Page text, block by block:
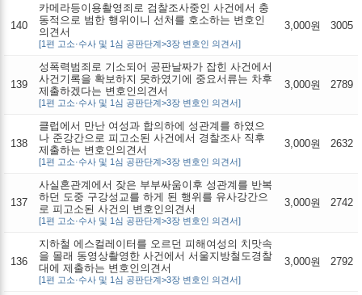
140
카메라등이용촬영죄로 검찰조사중인 사건에서 충
동적으로 범한 행위이니 선처를 호소하는 변호인
의견서
[1편 고소·수사 및 1심 공판단계>3장 변호인 의견서]
3,000원 3005
139
성폭력범죄로 기소되어 공판날짜가 잡힌 사건에서
사건기록을 확보하지 못하였기에 중요서류는 차후
제출하겠다는 변호인의견서
[1편 고소·수사 및 1심 공판단계>3장 변호인 의견서]
3,000원 2789
138
클럽에서 만난 여성과 합의하에 성관계를 하였으
나 준강간으로 피고소된 사건에서 경찰조사 직후
제출하는 변호인의견서
[1편 고소·수사 및 1심 공판단계>3장 변호인 의견서]
3,000원 2632
137
사실혼관계에서 잦은 부부싸움이후 성관계를 반복
하던 도중 구강성교를 하게 된 행위를 유사강간으
로 피고소된 사건의 변호인의견서
[1편 고소·수사 및 1심 공판단계>3장 변호인 의견서]
3,000원 2742
136
지하철 에스컬레이터를 오르던 피해여성의 치맛속
을 몰래 동영상촬영한 사건에서 서울지방철도경찰
대에 제출하는 변호인의견서
[1편 고소·수사 및 1심 공판단계>3장 변호인 의견서]
3,000원 2792